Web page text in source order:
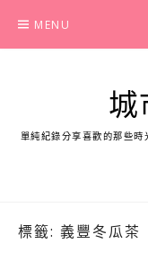
content
MENU
城
單純紀錄分享喜歡的那些時
標籤: 義豐冬瓜茶